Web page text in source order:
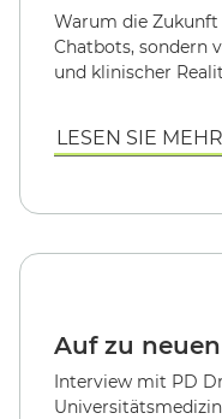
Warum die Zukunft
Chatbots, sondern
und klinischer
LESEN SIE MEHR
Auf zu
Interview mit PD